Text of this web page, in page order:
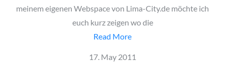
meinem eigenen Webspace von Lima-City.de möchte ich
euch kurz zeigen wo die
Read More
Posted
17. May 2011